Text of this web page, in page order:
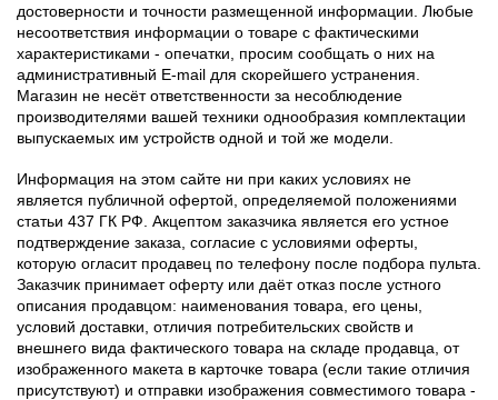
достоверности и точности размещенной информации. Любые
несоответствия информации о товаре с фактическими
характеристиками - опечатки, просим сообщать о них на
административный E-mail для скорейшего устранения.
Магазин не несёт ответственности за несоблюдение
производителями вашей техники однообразия комплектации
выпускаемых им устройств одной и той же модели.
Информация на этом сайте ни при каких условиях не
является публичной офертой, определяемой положениями
статьи 437 ГК РФ. Акцептом заказчика является его устное
подтверждение заказа, согласие с условиями оферты,
которую огласит продавец по телефону после подбора пульта.
Заказчик принимает оферту или даёт отказ после устного
описания продавцом: наименования товара, его цены,
условий доставки, отличия потребительских свойств и
внешнего вида фактического товара на складе продавца, от
изображенного макета в карточке товара (если такие отличия
присутствуют) и отправки изображения совместимого товара -